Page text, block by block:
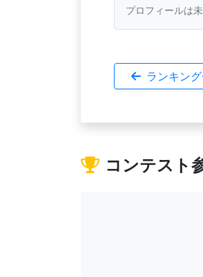
プロフィールは未
ランキン
コンテスト